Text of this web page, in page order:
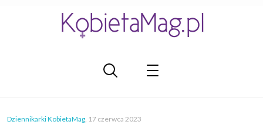
Dziennikarki KobietaMag, 17 czerwca 2023